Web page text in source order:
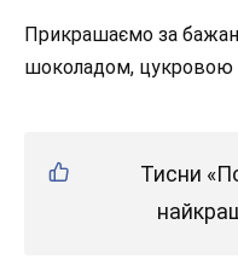
Прикрашаємо за
шоколадом, цукровою
Тисни